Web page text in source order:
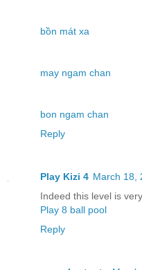
bồn mát xa
may ngam chan
bon ngam chan
Reply
Play Kizi 4 March 18,
Indeed this level is
Play 8 ball pool
Reply